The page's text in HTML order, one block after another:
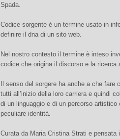
Spada.
Codice sorgente è un termine usato in
definire il dna di un sito web.
Nel nostro contesto il termine è inteso
codice che origina il discorso e la ricerca
Il senso del sorgere ha anche a che
tutti all’inizio della loro carriera e quindi
di un linguaggio e di un percorso
peculiare identità.
Curata da Maria Cristina Strati e